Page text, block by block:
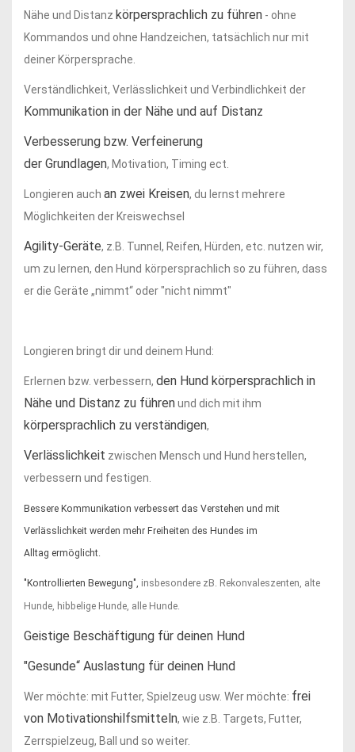
Nähe und Distanz körpersprachlich zu führen - ohne
Kommandos und ohne Handzeichen, tatsächlich nur mit
deiner Körpersprache.
Verständlichkeit, Verlässlichkeit und Verbindlichkeit der
Kommunikation in der Nähe und auf Distanz
Verbesserung bzw. Verfeinerung
der Grundlagen, Motivation, Timing ect.
Longieren auch an zwei Kreisen, du lernst mehrere
Möglichkeiten der Kreiswechsel
Agility-Geräte, z.B. Tunnel, Reifen, Hürden, etc. nutzen wir,
um zu lernen, den Hund körpersprachlich so zu führen, dass
er die Geräte „nimmt“ oder "nicht nimmt"
Longieren bringt dir und deinem Hund:
Erlernen bzw. verbessern, den Hund körpersprachlich in
Nähe und Distanz zu führenund dich mit ihm
körpersprachlich zu verständigen,
Verlässlichkeit zwischen Mensch und Hund herstellen,
verbessern und festigen.
Bessere Kommunikation verbessert das Verstehen und mit
Verlässlichkeit werden mehr Freiheiten des Hundes im
Alltag ermöglicht.
"Kontrollierten Bewegung", insbesondere zB. Rekonvaleszenten, alte
Hunde, hibbelige Hunde, alle Hunde.
Geistige Beschäftigung für deinen Hund
"Gesunde“ Auslastung für deinen Hund
Wer möchte: mit Futter, Spielzeug usw. Wer möchte: frei
von Motivationshilfsmitteln, wie z.B. Targets, Futter,
Zerrspielzeug, Ball und so weiter.